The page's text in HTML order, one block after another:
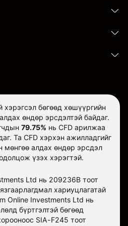
хэрэгсэл бөгөөд хөшүүргийн
өндөр эрсдэлтэй байдаг.
79.75% нь CFD арилжаа
Та CFD хэрхэн ажилладгийг
мөнгөө алдах өндөр эрсдэл
үзэх хэрэгтэй.
Ltd нь 209236B тоот
хариуцлагатай
Online Investments Ltd нь
бүртгэлтэй бөгөөд
SIA-F245 тоот